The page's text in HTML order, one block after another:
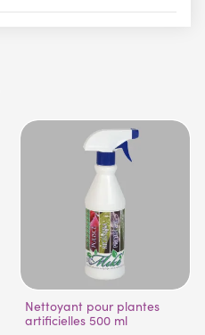
Nettoyant pour plantes
artificielles 500 ml